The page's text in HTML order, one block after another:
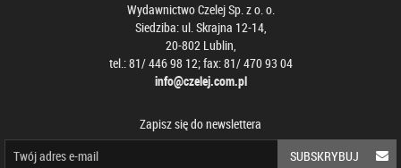
Wydawnictwo Czelej Sp. z o. o.
Siedziba: ul. Skrajna 12-14,
20-802 Lublin,
tel.: 81/ 446 98 12; fax: 81/ 470 93 04
info@czelej.com.pl
Zapisz się do newslettera
SUBSKRYBUJ